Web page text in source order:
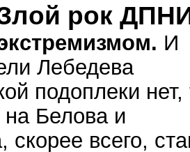
рок
И
Лебедева
подоплеки нет,
Белова и
скорее всего,